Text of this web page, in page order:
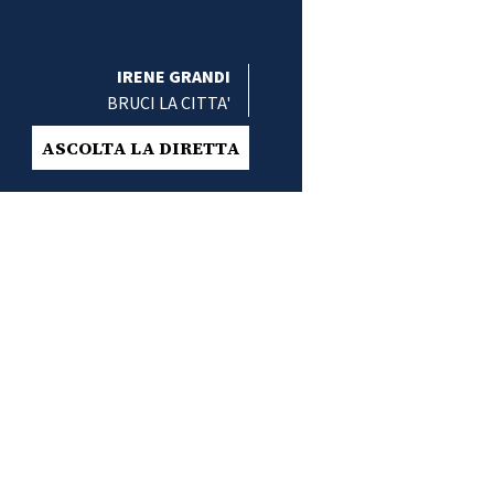
IRENE GRANDI
BRUCI LA CITTA'
ASCOLTA LA DIRETTA